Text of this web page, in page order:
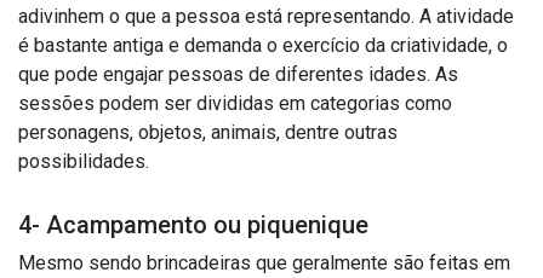
adivinhem o que a pessoa está representando. A atividade
é bastante antiga e demanda o exercício da criatividade, o
que pode engajar pessoas de diferentes idades. As
sessões podem ser divididas em categorias como
personagens, objetos, animais, dentre outras
possibilidades.
4- Acampamento ou piquenique
Mesmo sendo brincadeiras que geralmente são feitas em